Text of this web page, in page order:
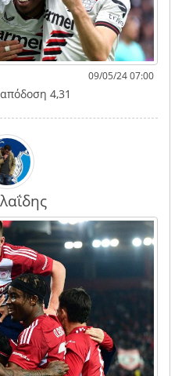
09/05/24 07:00
4,31